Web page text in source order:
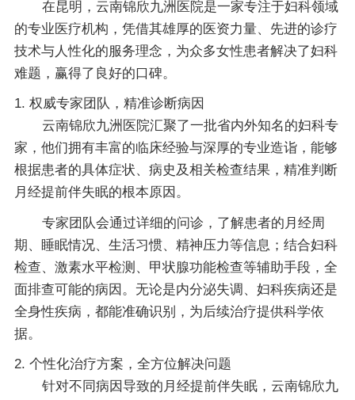
在昆明，云南锦欣九洲医院是一家专注于妇科领域
的专业医疗机构，凭借其雄厚的医资力量、先进的诊疗
技术与人性化的服务理念，为众多女性患者解决了妇科
难题，赢得了良好的口碑。
1. 权威专家团队，精准诊断病因
云南锦欣九洲医院汇聚了一批省内外知名的妇科专
家，他们拥有丰富的临床经验与深厚的专业造诣，能够
根据患者的具体症状、病史及相关检查结果，精准判断
月经提前伴失眠的根本原因。
专家团队会通过详细的问诊，了解患者的月经周
期、睡眠情况、生活习惯、精神压力等信息；结合妇科
检查、激素水平检测、甲状腺功能检查等辅助手段，全
面排查可能的病因。无论是内分泌失调、妇科疾病还是
全身性疾病，都能准确识别，为后续治疗提供科学依
据。
2. 个性化治疗方案，全方位解决问题
针对不同病因导致的月经提前伴失眠，云南锦欣九